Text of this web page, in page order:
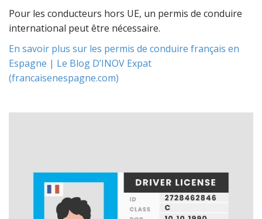
Pour les conducteurs hors UE, un permis de conduire
international peut être nécessaire.
En savoir plus sur les permis de conduire français en
Espagne | Le Blog D’INOV Expat
(francaisenespagne.com)